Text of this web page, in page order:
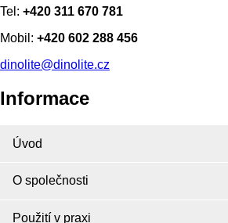
Tel: +420 311 670 781
Mobil: +420 602 288 456
dinolite@dinolite.cz
Informace
Úvod
O společnosti
Použití v praxi